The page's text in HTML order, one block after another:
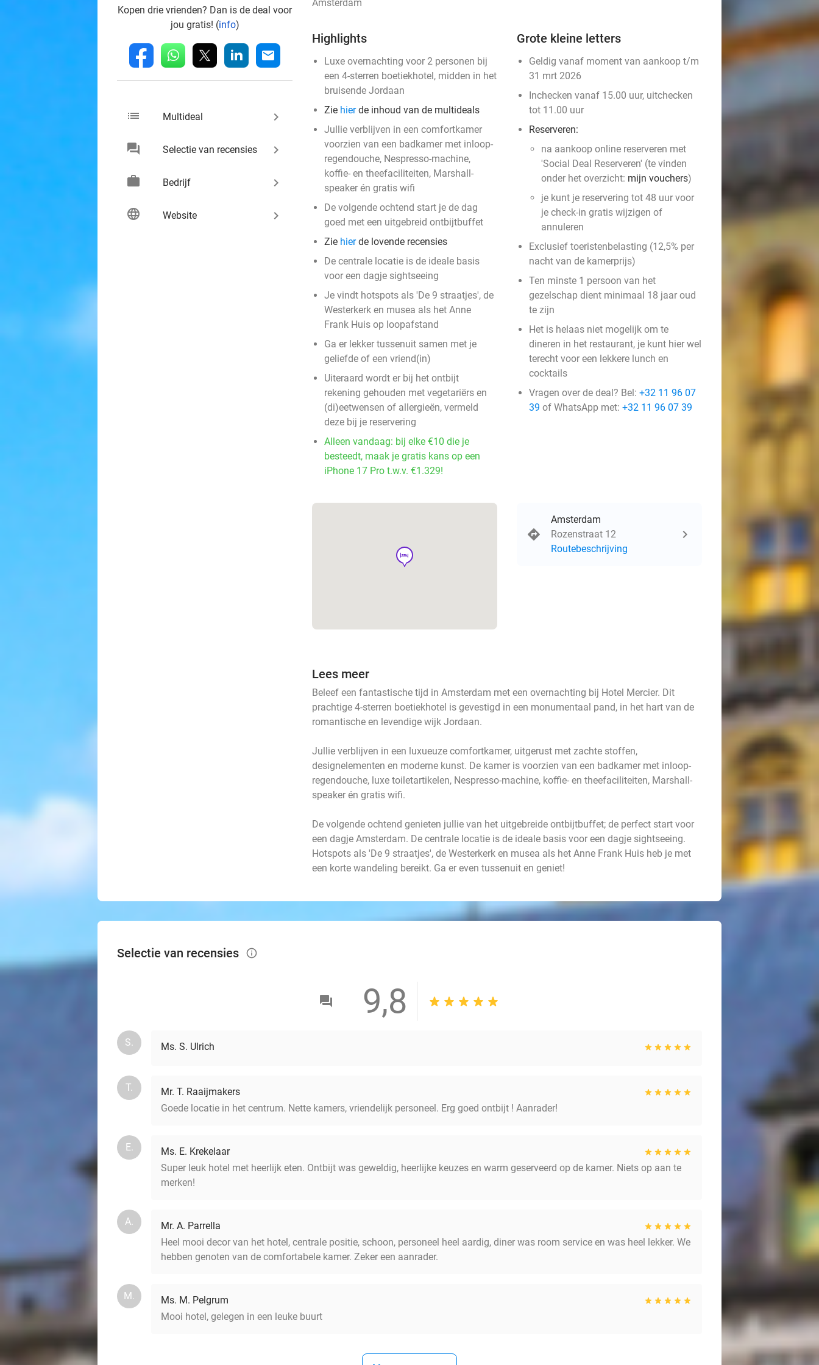
Kopen drie vrienden? Dan is de deal voor
jou gratis! (info)
fb whatsapp linkedin mail
list Multideal keyboard_arrow_right
chat Selectie van recensies keyboard_arrow_right
work Bedrijf keyboard_arrow_right
language Website keyboard_arrow_right
Amsterdam
Highlights
Luxe overnachting voor 2 personen bij
een 4-sterren boetiekhotel, midden in het
bruisende Jordaan
Zie hierde inhoud van de multideals
Jullie verblijven in een comfortkamer
voorzien van een badkamer met inloop-
regendouche, Nespresso-machine,
koffie- en theefaciliteiten, Marshall-
speaker én gratis wifi
De volgende ochtend start je de dag
goed met een uitgebreid ontbijtbuffet
Zie hierde lovende recensies
De centrale locatie is de ideale basis
voor een dagje sightseeing
Je vindt hotspots als 'De 9 straatjes', de
Westerkerk en musea als het Anne
Frank Huis op loopafstand
Ga er lekker tussenuit samen met je
geliefde of een vriend(in)
Uiteraard wordt er bij het ontbijt
rekening gehouden met vegetariërs en
(di)eetwensen of allergieën, vermeld
deze bij je reservering
Alleen vandaag: bij elke €10 die je
besteedt, maak je gratis kans op een
iPhone 17 Pro t.w.v. €1.329!
Grote kleine letters
Geldig vanaf moment van aankoop t/m
31 mrt 2026
Inchecken vanaf 15.00 uur, uitchecken
tot 11.00 uur
Reserveren:
na aankoop online reserveren met
'Social Deal Reserveren' (te vinden
onder het overzicht: mijn vouchers)
je kunt je reservering tot 48 uur voor
je check-in gratis wijzigen of
annuleren
Exclusief toeristenbelasting (12,5% per
nacht van de kamerprijs)
Ten minste 1 persoon van het
gezelschap dient minimaal 18 jaar oud
te zijn
Het is helaas niet mogelijk om te
dineren in het restaurant, je kunt hier wel
terecht voor een lekkere lunch en
cocktails
Vragen over de deal? Bel: +32 11 96 07
39 of WhatsApp met: +32 11 96 07 39
hotel
Amsterdam
Rozenstraat 12
Routebeschrijving
Lees meer
Beleef een fantastische tijd in Amsterdam met een overnachting bij Hotel Mercier. Dit
prachtige 4-sterren boetiekhotel is gevestigd in een monumentaal pand, in het hart van de
romantische en levendige wijk Jordaan.
Jullie verblijven in een luxueuze comfortkamer, uitgerust met zachte stoffen,
designelementen en moderne kunst. De kamer is voorzien van een badkamer met inloop-
regendouche, luxe toiletartikelen, Nespresso-machine, koffie- en theefaciliteiten, Marshall-
speaker én gratis wifi.
De volgende ochtend genieten jullie van het uitgebreide ontbijtbuffet; de perfect start voor
een dagje Amsterdam. De centrale locatie is de ideale basis voor een dagje sightseeing.
Hotspots als 'De 9 straatjes', de Westerkerk en musea als het Anne Frank Huis heb je met
een korte wandeling bereikt. Ga er even tussenuit en geniet!
Selectie van recensies info_outlined
9,8
S. Ms. S. Ulrich
T.
Mr. T. Raaijmakers
Goede locatie in het centrum. Nette kamers, vriendelijk personeel. Erg goed ontbijt ! Aanrader!
E.
Ms. E. Krekelaar
Super leuk hotel met heerlijk eten. Ontbijt was geweldig, heerlijke keuzes en warm geserveerd op de kamer. Niets op aan te
merken!
A.
Mr. A. Parrella
Heel mooi decor van het hotel, centrale positie, schoon, personeel heel aardig, diner was room service en was heel lekker. We
hebben genoten van de comfortabele kamer. Zeker een aanrader.
M.
Ms. M. Pelgrum
Mooi hotel, gelegen in een leuke buurt